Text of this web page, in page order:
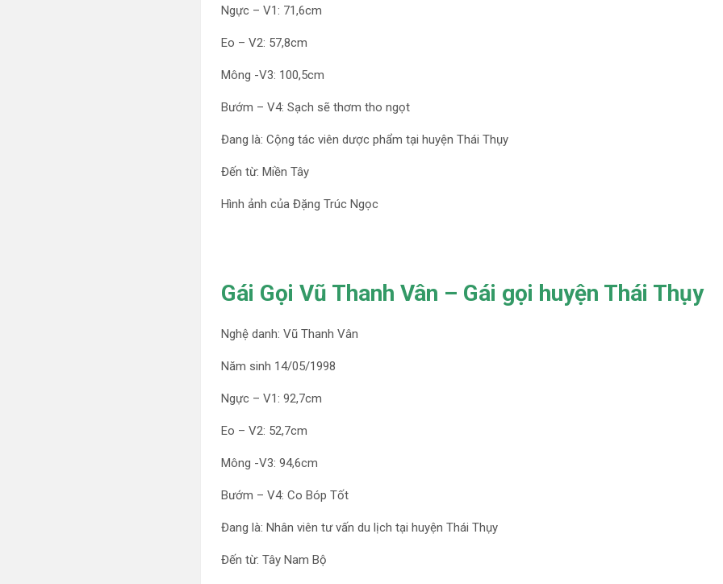
Ngực – V1: 71,6cm
Eo – V2: 57,8cm
Mông -V3: 100,5cm
Bướm – V4: Sạch sẽ thơm tho ngọt
Đang là: Cộng tác viên dược phẩm tại huyện Thái Thụy
Đến từ: Miền Tây
Hình ảnh của Đặng Trúc Ngọc
Gái Gọi Vũ Thanh Vân – Gái gọi huyện Thái Thụy
Nghệ danh: Vũ Thanh Vân
Năm sinh 14/05/1998
Ngực – V1: 92,7cm
Eo – V2: 52,7cm
Mông -V3: 94,6cm
Bướm – V4: Co Bóp Tốt
Đang là: Nhân viên tư vấn du lịch tại huyện Thái Thụy
Đến từ: Tây Nam Bộ